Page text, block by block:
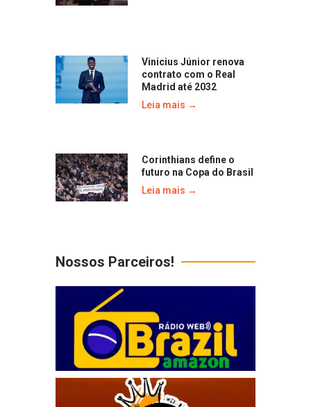
Vinicius Júnior renova
contrato com o Real
Madrid até 2032
Leia mais →
Corinthians define o
futuro na Copa do Brasil
Leia mais →
Nossos Parceiros!